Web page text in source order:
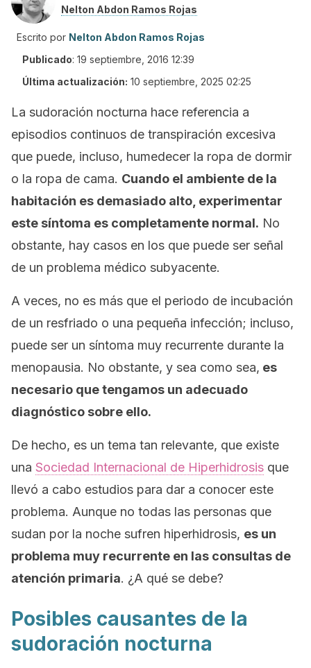
Nelton Abdon Ramos Rojas
Escrito por Nelton Abdon Ramos Rojas
Publicado: 19 septiembre, 2016 12:39
Última actualización: 10 septiembre, 2025 02:25
La sudoración nocturna hace referencia a
episodios continuos de transpiración excesiva
que puede, incluso, humedecer la ropa de dormir
o la ropa de cama. Cuando el ambiente de la
habitación es demasiado alto, experimentar
este síntoma es completamente normal. No
obstante, hay casos en los que puede ser señal
de un problema médico subyacente.
A veces, no es más que el periodo de incubación
de un resfriado o una pequeña infección; incluso,
puede ser un síntoma muy recurrente durante la
menopausia. No obstante, y sea como sea, es
necesario que tengamos un adecuado
diagnóstico sobre ello.
De hecho, es un tema tan relevante, que existe
una Sociedad Internacional de Hiperhidrosis que
llevó a cabo estudios para dar a conocer este
problema. Aunque no todas las personas que
sudan por la noche sufren hiperhidrosis, es un
problema muy recurrente en las consultas de
atención primaria. ¿A qué se debe?
Posibles causantes de la
sudoración nocturna